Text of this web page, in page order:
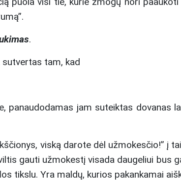
.
sutvertas tam, kad
jam suteiktas dovanas
viską darote dėl užmokesčio!” į
gauti užmokestį visada daugeliui bus
tikslu. Yra maldų, kurios pakankamai